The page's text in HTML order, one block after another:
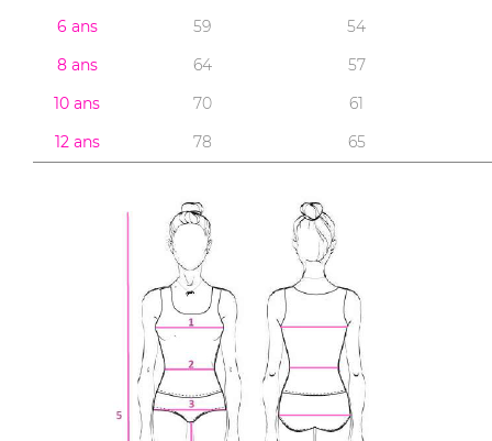
6 ans 59
54
8 ans
64
57
10 ans
70
61
12 ans
78 65